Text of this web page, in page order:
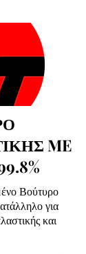
ME
Βούτυρο
για
και